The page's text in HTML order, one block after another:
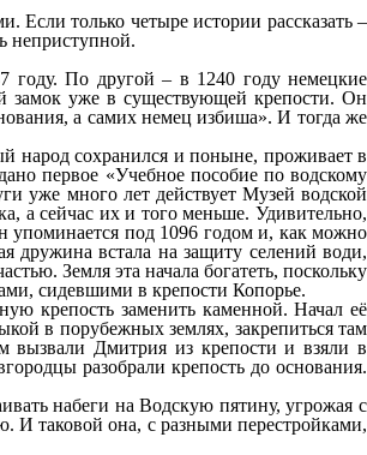
Если только четыре истории рассказать –
неприступной.
году. По другой – в 1240 году немецкие
замок уже в существующей крепости. Он
а самих немец избиша». И тогда же
народ сохранился и поныне, проживает в
первое «Учебное пособие по водскому
уже много лет действует Музей водской
а сейчас их и того меньше. Удивительно,
упоминается под 1096 годом и, как можно
дружина встала на защиту селений води,
Земля эта начала богатеть, поскольку
сидевшими в крепости Копорье.
крепость заменить каменной. Начал её
в порубежных землях, закрепиться там
вызвали Дмитрия из крепости и взяли в
разобрали крепость до основания.
набеги на Водскую пятину, угрожая с
И таковой она, с разными перестройками,